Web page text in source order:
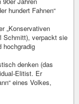
hundert Fahnen“
„Konservativen
Schmitt), verpackt sie
hochgradig
denken (das
Elitist. Er
eines Volkes,